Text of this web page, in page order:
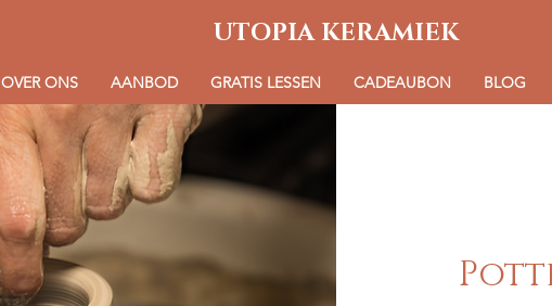
UTOPIA KERAMIEK
OVER ONS AANBOD GRATIS LESSEN CADEAUBON BLOG